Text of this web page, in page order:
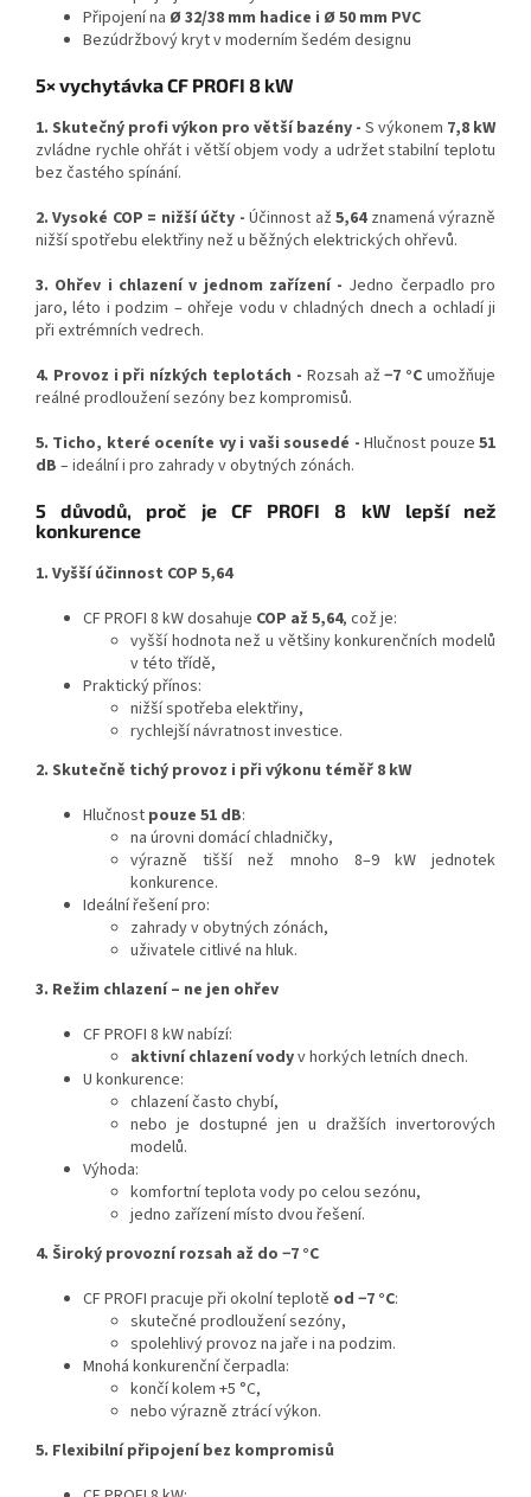
Připojení na Ø 32/38 mm hadice i Ø 50 mm PVC
Bezúdržbový kryt v moderním šedém designu
5× vychytávka CF PROFI 8 kW
1. Skutečný profi výkon pro větší bazény - S výkonem 7,8 kW
zvládne rychle ohřát i větší objem vody a udržet stabilní teplotu
bez častého spínání.
2. Vysoké COP = nižší účty -Účinnost až5,64znamená výrazně
nižší spotřebu elektřiny než u běžných elektrických ohřevů.
3. Ohřev i chlazení v jednom zařízení - Jedno čerpadlo pro
jaro, léto i podzim – ohřeje vodu v chladných dnech a ochladí ji
při extrémních vedrech.
4. Provoz i při nízkých teplotách - Rozsah až−7 °C umožňuje
reálné prodloužení sezóny bez kompromisů.
5. Ticho, které oceníte vy i vaši sousedé -Hlučnost pouze51
dB – ideální i pro zahrady v obytných zónách.
5 důvodů, proč je CF PROFI 8 kW lepší než
konkurence
1. Vyšší účinnost COP 5,64
CF PROFI 8 kW dosahuje COP až 5,64, což je:
vyšší hodnota než u většiny konkurenčních modelů
v této třídě,
Praktický přínos:
nižší spotřeba elektřiny,
rychlejší návratnost investice.
2. Skutečně tichý provoz i při výkonu téměř 8 kW
Hlučnost pouze 51 dB:
na úrovni domácí chladničky,
výrazně tišší než mnoho 8–9 kW jednotek
konkurence.
Ideální řešení pro:
zahrady v obytných zónách,
uživatele citlivé na hluk.
3. Režim chlazení – ne jen ohřev
CF PROFI 8 kW nabízí:
aktivní chlazení vodyv horkých letních dnech.
U konkurence:
chlazení často chybí,
nebo je dostupné jen u dražších invertorových
modelů.
Výhoda:
komfortní teplota vody po celou sezónu,
jedno zařízení místo dvou řešení.
4. Široký provozní rozsah až do −7 °C
CF PROFI pracuje při okolní teplotě od −7 °C:
skutečné prodloužení sezóny,
spolehlivý provoz na jaře i na podzim.
Mnohá konkurenční čerpadla:
končí kolem +5 °C,
nebo výrazně ztrácí výkon.
5. Flexibilní připojení bez kompromisů